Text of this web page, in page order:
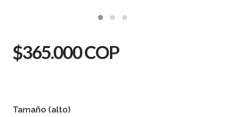
$365.000 COP
Tamaño (alto)